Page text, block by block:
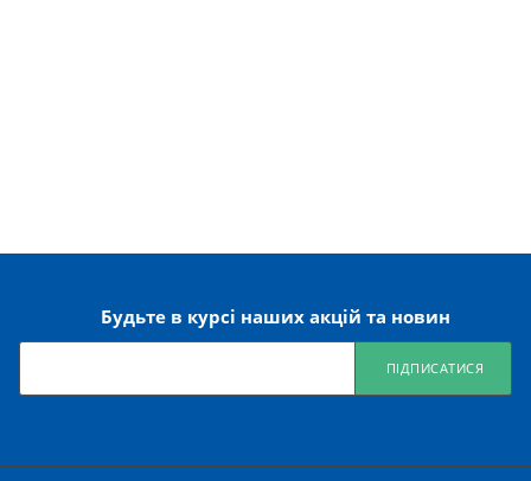
Будьте в курсі наших акцій та новин
ПІДПИСАТИСЯ